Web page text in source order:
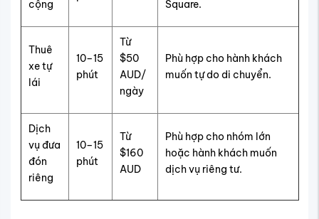
cộng
Square.
Thuê
xe tự
lái
10–15
phút
Từ
$50
AUD/
ngày
Phù hợp cho hành khách
muốn tự do di chuyển.
Dịch
vụ đưa
đón
riêng
10–15
phút
Từ
$160
AUD
Phù hợp cho nhóm lớn
hoặc hành khách muốn
dịch vụ riêng tư.